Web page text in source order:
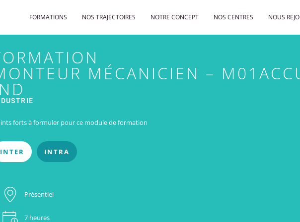
FORMATIONS NOS TRAJECTOIRES NOTRE CONCEPT NOS CENTRES NOUS
MÉCANICIEN –
forts à formuler pour ce module de formation
INTER INTRA
Présentiel
7 heures